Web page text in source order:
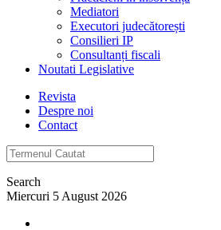
Mediatori
Executori judecătorești
Consilieri IP
Consultanți fiscali
Noutati Legislative
Revista
Despre noi
Contact
Search
Miercuri 5 August 2026